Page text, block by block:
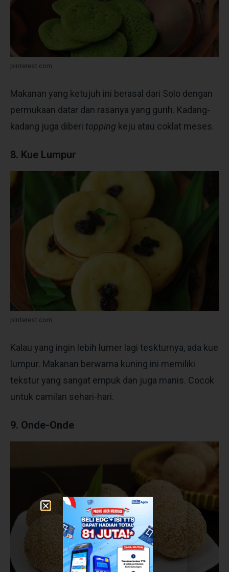
pinterest.com
Makanan yang ketujuh ini berasal dari Solo dengan
permukaan datar dan rasanya yang gurih. Kadang-
kadang juga diberi topping keju atau coklat meses.
8. Kue Lumpur
pinterest.com
Kalau yang ingin lebih lumer lagi teskturnya, ada kue
lumpur. Makanan berwarna kuning ini memiliki
tekstur yang sangat empuk dan juga manis. Cocok
untuk camilan sehari-hari.
9. Onde-Onde